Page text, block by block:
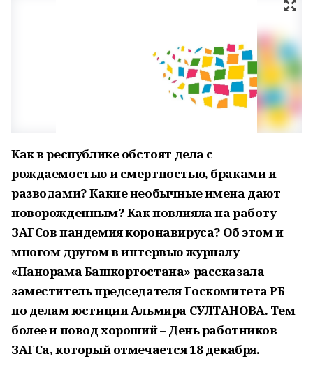
Как в республике обстоят дела с
рождаемостью и смертностью, браками и
разводами? Какие необычные имена дают
новорожденным? Как повлияла на работу
ЗАГСов пандемия коронавируса? Об этом и
многом другом в интервью журналу
«Панорама Башкортостана» рассказала
заместитель председателя Госкомитета РБ
по делам юстиции Альмира СУЛТАНОВА. Тем
более и повод хороший–День работников
ЗАГСа, который отмечается 18 декабря.